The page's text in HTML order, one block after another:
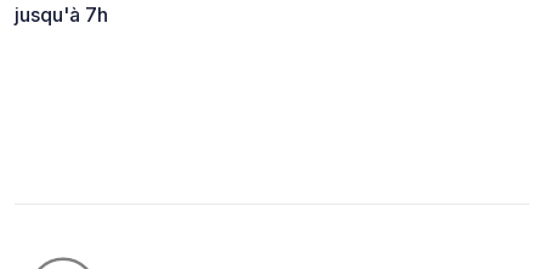
jusqu'à 7h